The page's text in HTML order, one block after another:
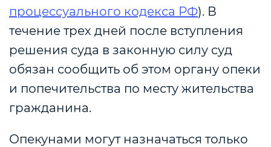
процессуального кодекса РФ). В
течение трех дней после вступления
решения суда в законную силу суд
обязан сообщить об этом органу опеки
и попечительства по месту жительства
гражданина.
Опекунами могут назначаться только